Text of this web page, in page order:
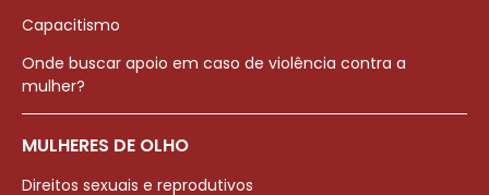
Capacitismo
Onde buscar apoio em caso de violência contra a
mulher?
MULHERES DE OLHO
Direitos sexuais e reprodutivos